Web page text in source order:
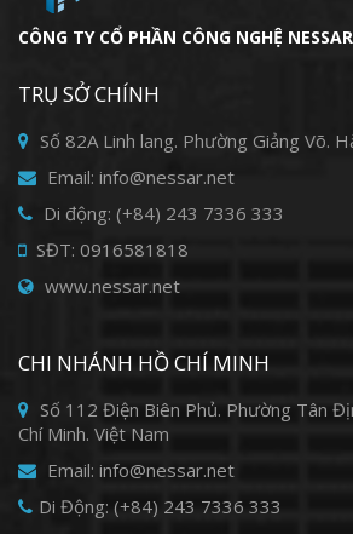
CÔNG TY CỔ PHẦN CÔNG NGHỆ
TRỤ SỞ CHÍNH
Số 82A Linh lang. Phường Giảng Võ.
Email: info@nessar.net
Di động: (+84) 243 7336 333
SĐT: 0916581818
www.nessar.net
CHI NHÁNH HỒ CHÍ MINH
Số 112 Điện Biên Phủ. Phường Tân
Chí Minh. Việt Nam
Email: info@nessar.net
Di Động: (+84) 243 7336 333